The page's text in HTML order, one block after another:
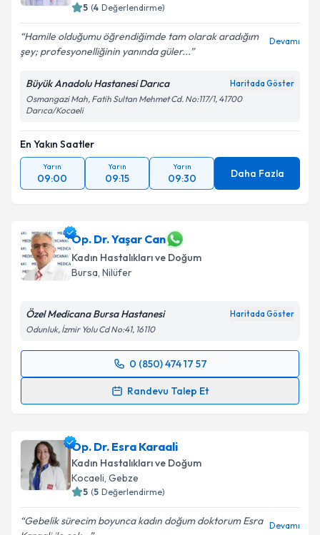
5 (4 Değerlendirme)
Hamile olduğumu öğrendiğimde tam olarak aradığım
şey; profesyonelliğinin yanında güler...
Devamı
Büyük Anadolu Hastanesi Darıca Haritada Göster
Osmangazi Mah, Fatih Sultan Mehmet Cd. No:117/1, 41700
Darıca/Kocaeli
En Yakın Saatler
Yarın
09:00
Yarın
09:15
Yarın
09:30 Daha Fazla
Op. Dr. Yaşar Can
Kadın Hastalıkları ve Doğum
Bursa, Nilüfer
Özel Medicana Bursa Hastanesi Haritada Göster
Odunluk, İzmir Yolu Cd No:41, 16110
0 (850) 474 17 57
Randevu Talep Et
Randevu Takvimi Talebi
takvim hazırlandığında e-posta ile bilgilendireceğiz.
E-posta Adresiniz
Op. Dr. Esra Karaali
Kadın Hastalıkları ve Doğum
Kocaeli, Gebze
5 (5 Değerlendirme)
Gebelik sürecim boyunca kadın doğum doktorum Esra Devamı